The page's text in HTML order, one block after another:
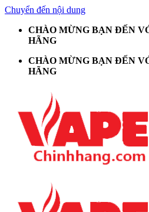
Chuyển đến nội dung
CHÀO MỪNG BẠN ĐẾN
HÃNG
CHÀO MỪNG BẠN ĐẾN
HÃNG